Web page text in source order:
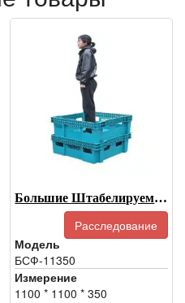
Большие Штабелируемые Лотки Для Мучных Червей, Оборудование Для Выращивания Мучных Червей
Расследование
Модель
БСФ-11350
Измерение
1100 * 1100 * 350